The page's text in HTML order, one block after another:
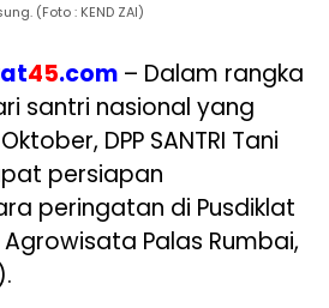
(Foto : KEND ZAI)
45.com – Dalam rangka
santri nasional yang
DPP SANTRI Tani
persiapan
peringatan di Pusdiklat
Agrowisata Palas Rumbai,